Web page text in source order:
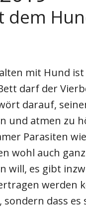
dem
mit Hund
darf der
darauf,
und atmen zu
Parasiten
wohl auch
will, es gibt
werden
sondern dass